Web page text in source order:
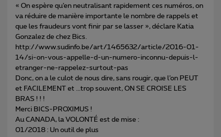
« On espère qu’en neutralisant rapidement ces numéros, on
va réduire de manière importante le nombre de rappels et
que les fraudeurs vont finir par se lasser », déclare Katia
Gonzalez de chez Bics.
http://www.sudinfo.be/art/1465632/article/2016-01-
14/si-on-vous-appelle-d-un-numero-inconnu-depuis-l-
etranger-ne-rappelez-surtout-pas
Donc, on a le culot de nous dire, sans rougir, que l’on PEUT
et FACILEMENT et ...trop souvent, ON SE CROISE LES
BRAS ! ! !
Merci BICS-PROXIMUS !
Au CANADA, la VOLONTÉ est de mise :
01/2018 : Un outil de plus